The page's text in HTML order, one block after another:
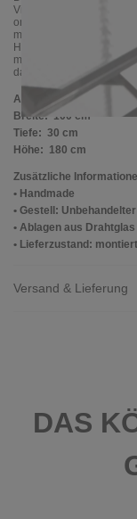
Vierkantrohren aus
originellen
modernen
Handarbeit hergestellt
mit Schleifspuren,
das in die Glasmasse
Abmessungen
Breite:100 cm
Tiefe: 30 cm
Höhe: 180 cm
Zusätzliche
• Handmade
• Gestell:
• Ablagen aus Drahtglas
• Lieferzustand: montiert
Versand & Lieferung
DAS